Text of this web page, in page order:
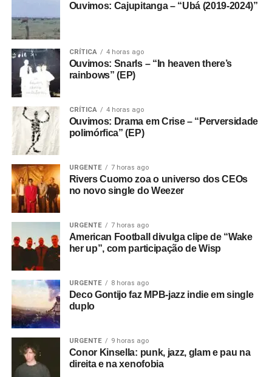
Ouvimos: Cajupitanga – “Ubá (2019-2024)”
CRÍTICA 4 horas ago
Ouvimos: Snarls – “In heaven there’s
rainbows” (EP)
CRÍTICA 4 horas ago
Ouvimos: Drama em Crise – “Perversidade
polimórfica” (EP)
URGENTE 7 horas ago
Rivers Cuomo zoa o universo dos CEOs
no novo single do Weezer
URGENTE 7 horas ago
American Football divulga clipe de “Wake
her up”, com participação de Wisp
URGENTE 8 horas ago
Deco Gontijo faz MPB-jazz indie em single
duplo
URGENTE 9 horas ago
Conor Kinsella: punk, jazz, glam e pau na
direita e na xenofobia